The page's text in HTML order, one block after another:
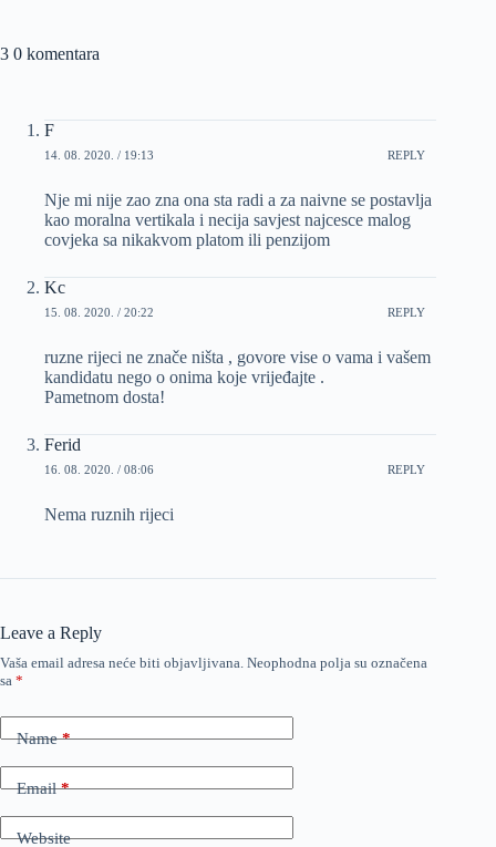
3 0 komentara
F
14. 08. 2020. / 19:13 REPLY
Nje mi nije zao zna ona sta radi a za naivne se postavlja
kao moralna vertikala i necija savjest najcesce malog
covjeka sa nikakvom platom ili penzijom
Kc
15. 08. 2020. / 20:22 REPLY
ruzne rijeci ne znače ništa , govore vise o vama i vašem
kandidatu nego o onima koje vrijeđajte .
Pametnom dosta!
Ferid
16. 08. 2020. / 08:06 REPLY
Nema ruznih rijeci
Leave a Reply
Vaša email adresa neće biti objavljivana. Neophodna polja su označena
sa *
Name*
Email*
Website